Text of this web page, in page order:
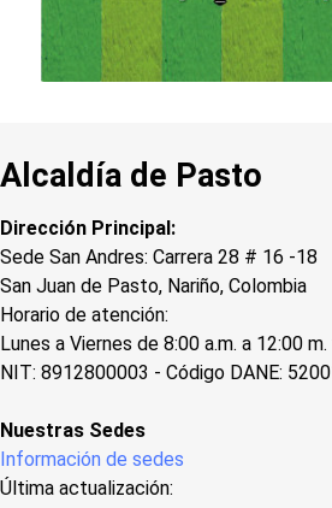
Alcaldía de Pasto
Dirección Principal:
Sede San Andres: Carrera 28 # 16 -18
San Juan de Pasto, Nariño, Colombia
Horario de atención:
Lunes a Viernes de 8:00 a.m. a 12:00
NIT: 8912800003 - Código DANE:
Nuestras Sedes
Información de sedes
Última actualización: